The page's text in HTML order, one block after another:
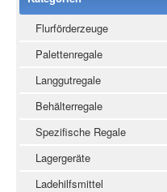
Flurförderzeuge
Palettenregale
Langgutregale
Behälterregale
Spezifische Regale
Lagergeräte
Ladehilfsmittel